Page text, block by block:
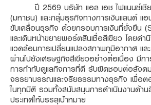
ปี 2569 บริษัท แอล เอช ไฟแนนซ์เ
(มหาชน) และกลุ่มธุรกิจทางการเงินแลนด์ แ
ขับเคลื่อนธุรกิจ ด้วยกรอบการเงินที่ยั่งยืน
และเดินหน้าขยายพอร์ตสินเชื่อสีเขียว โดยค
แวดล้อมการเปลี่ยนแปลงสภาพภูมิอากาศ แล
ผ่านไปยังเศรษฐกิจสีเขียวอย่างต่อเนื่อง มีก
การกำกับดูแลกิจการที่ดี รับผิดชอบต่อสังค
จรรยาบรรณและจริยธรรมทางธุรกิจ เพื่อ
ในทุกมิติ รวมทั้งสนับสนุนการดำเนินงานด้า
ประเทศให้บรรลุเป้าหมาย